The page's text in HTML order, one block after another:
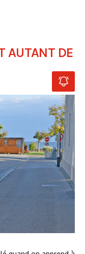
AUTANT DE